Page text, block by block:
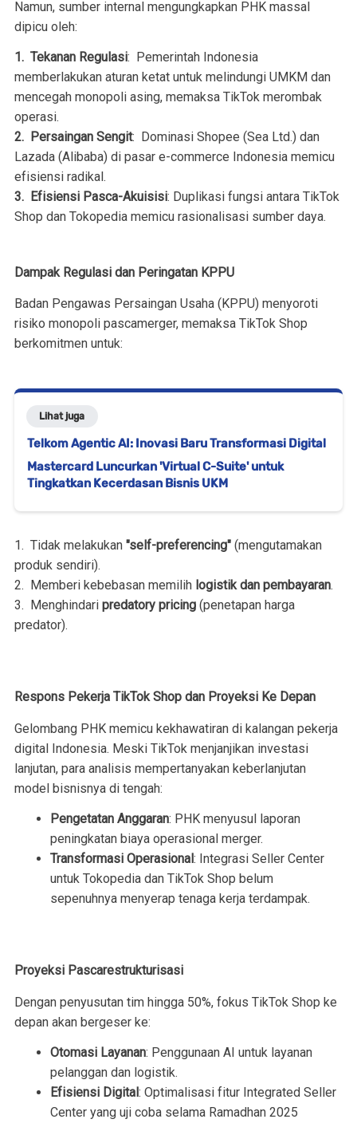
Namun, sumber internal mengungkapkan PHK massal
dipicu oleh:
1. Tekanan Regulasi: Pemerintah Indonesia
memberlakukan aturan ketat untuk melindungi UMKM dan
mencegah monopoli asing, memaksa TikTok merombak
operasi.
2. Persaingan Sengit: Dominasi Shopee (Sea Ltd.) dan
Lazada (Alibaba) di pasar e-commerce Indonesia memicu
efisiensi radikal.
3. Efisiensi Pasca-Akuisisi: Duplikasi fungsi antara TikTok
Shop dan Tokopedia memicu rasionalisasi sumber daya.
Dampak Regulasi dan Peringatan KPPU
Badan Pengawas Persaingan Usaha (KPPU) menyoroti
risiko monopoli pascamerger, memaksa TikTok Shop
berkomitmen untuk:
Lihat juga
Telkom Agentic AI: Inovasi Baru Transformasi Digital
Mastercard Luncurkan 'Virtual C-Suite' untuk
Tingkatkan Kecerdasan Bisnis UKM
1. Tidak melakukan "self-preferencing" (mengutamakan
produk sendiri).
2. Memberi kebebasan memilih logistik dan pembayaran.
3. Menghindari predatory pricing (penetapan harga
predator).
Respons Pekerja TikTok Shop dan Proyeksi Ke Depan
Gelombang PHK memicu kekhawatiran di kalangan pekerja
digital Indonesia. Meski TikTok menjanjikan investasi
lanjutan, para analisis mempertanyakan keberlanjutan
model bisnisnya di tengah:
Pengetatan Anggaran: PHK menyusul laporan
peningkatan biaya operasional merger.
Transformasi Operasional: Integrasi Seller Center
untuk Tokopedia dan TikTok Shop belum
sepenuhnya menyerap tenaga kerja terdampak.
Proyeksi Pascarestrukturisasi
Dengan penyusutan tim hingga 50%, fokus TikTok Shop ke
depan akan bergeser ke:
Otomasi Layanan: Penggunaan AI untuk layanan
pelanggan dan logistik.
Efisiensi Digital: Optimalisasi fitur Integrated Seller
Center yang uji coba selama Ramadhan 2025